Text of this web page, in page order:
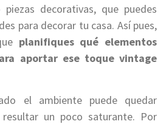
decorativas, que puedes
para decorar tu casa. Así pues,
planifiques qué elementos
aportar ese toque vintage
el ambiente puede quedar
un poco saturante. Por